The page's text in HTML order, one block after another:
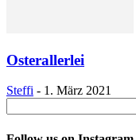
Osterallerlei
Steffi - 1. März 2021